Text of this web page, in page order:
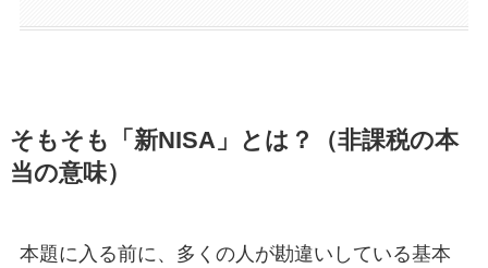
そもそも「新NISA」とは？（非課税の本
当の意味）
本題に入る前に、多くの人が勘違いしている基本